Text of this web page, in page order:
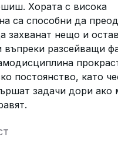
Хората с висока
са способни да
захванат нещо и
въпреки разсейващи
постоянство, като
задачи дори ако